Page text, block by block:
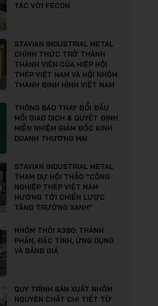
TÁC VỚI FECON
STAVIAN INDUSTRIAL METAL
CHÍNH THỨC TRỞ THÀNH
THÀNH VIÊN CỦA HIỆP HỘI
THÉP VIỆT NAM VÀ HỘI NHÔM
THANH ĐỊNH HÌNH VIỆT NAM
THÔNG BÁO THAY ĐỔI ĐẦU
MỐI GIAO DỊCH & QUYẾT ĐỊNH
MIỄN NHIỆM GIÁM ĐỐC KINH
DOANH THƯƠNG MẠI
STAVIAN INDUSTRIAL METAL
THAM DỰ HỘI THẢO “CÔNG
NGHIỆP THÉP VIỆT NAM
HƯỚNG TỚI CHIẾN LƯỢC
TĂNG TRƯỞNG XANH”
NHÔM THỎI A380: THÀNH
PHẦN, ĐẶC TÍNH, ỨNG DỤNG
VÀ BẢNG GIÁ
QUY TRÌNH SẢN XUẤT NHÔM
NGUYÊN CHẤT CHI TIẾT TỪ